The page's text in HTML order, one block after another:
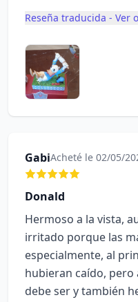
Reseña traducida - Ver
GabiAcheté le 02/05/
Donald
Hermoso a la vista,
irritado porque las
especialmente, al
hubieran caído,
debe ser y también